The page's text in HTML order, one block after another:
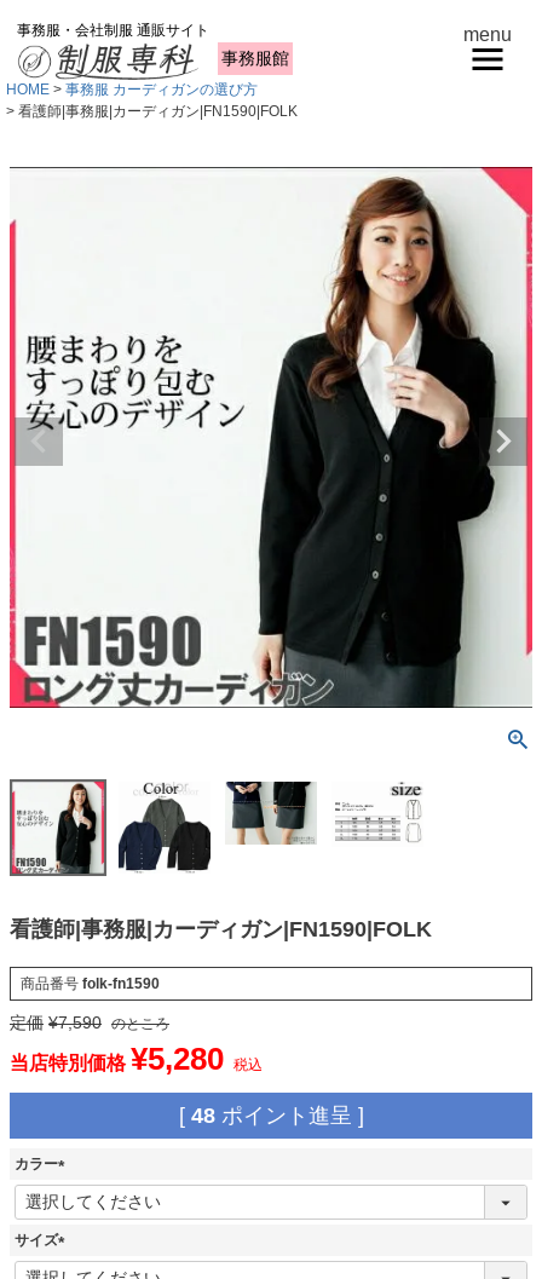
事務服・会社制服 通販サイト
事務服館
menu
HOME
事務服 カーディガンの選び方
看護師|事務服|カーディガン|FN1590|FOLK
看護師|事務服|カーディガン|FN1590|FOLK
商品番号 folk-fn1590
定価 ¥7,590 のところ
当店特別価格 ¥5,280 税込
[ 48 ポイント進呈 ]
カラー
(
必
須
サイズ
(